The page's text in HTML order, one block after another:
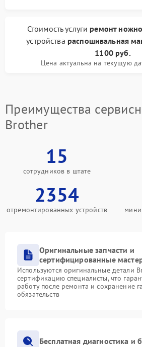
Стоимость услуги ремонт
устройства распошивальная
1100 руб.
Цена актуальна на текущую
Преимущества
Brother
15
сотрудников в штате
2354
отремонтированных устройств
Оригинальные запчасти и
сертифицированные
Используются оригинальные детали
сертификацию специалисты, что
работу после ремонта и сохранение
обязательств
Бесплатная диагностика и